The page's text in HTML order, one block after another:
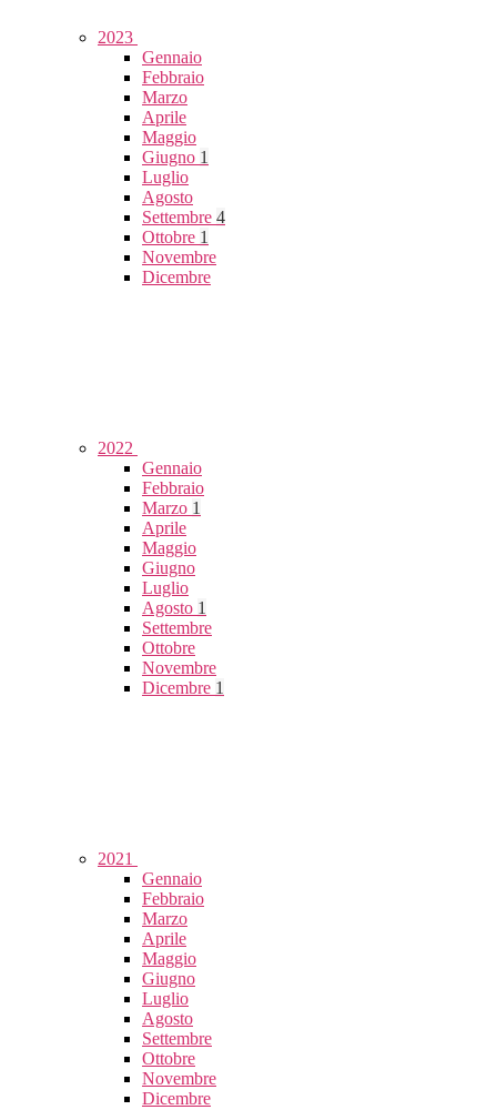
2023
Gennaio
Febbraio
Marzo
Aprile
Maggio
Giugno 1
Luglio
Agosto
Settembre 4
Ottobre 1
Novembre
Dicembre
2022
Gennaio
Febbraio
Marzo 1
Aprile
Maggio
Giugno
Luglio
Agosto 1
Settembre
Ottobre
Novembre
Dicembre 1
2021
Gennaio
Febbraio
Marzo
Aprile
Maggio
Giugno
Luglio
Agosto
Settembre
Ottobre
Novembre
Dicembre